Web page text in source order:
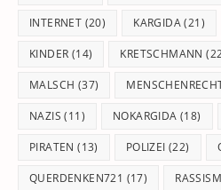
INTERNET (20) KARGIDA(21)
KINDER (14) KRETSCHMANN
MALSCH (37)
NAZIS (11) NOKARGIDA (18)
PIRATEN (13) POLIZEI (22)
QUERDENKEN721 (17)